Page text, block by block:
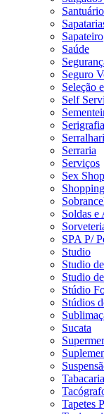
Santuário
Sapateiro
Saúde
Seguro
Seleção
Self
Serigrafia
Serraria
Serviços
Sex Shop
Shopping
Soldas
SPA P/
Studio
Studio
Studio
Stúdio
Stúdios
Sucata
Tabacaria
Tapetes